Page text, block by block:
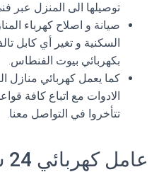
توصيلها الى المنزل عبر
صيانة و اصلاح كهرباء
السكنية و تغير أي كابل
بكهربائي بيوت الفنطاس.
كما يعمل كهربائي منازل
الادوات مع اتباع كافة
تتأخروا في التواصل معنا.
عامل كهربائي 24 ساعة